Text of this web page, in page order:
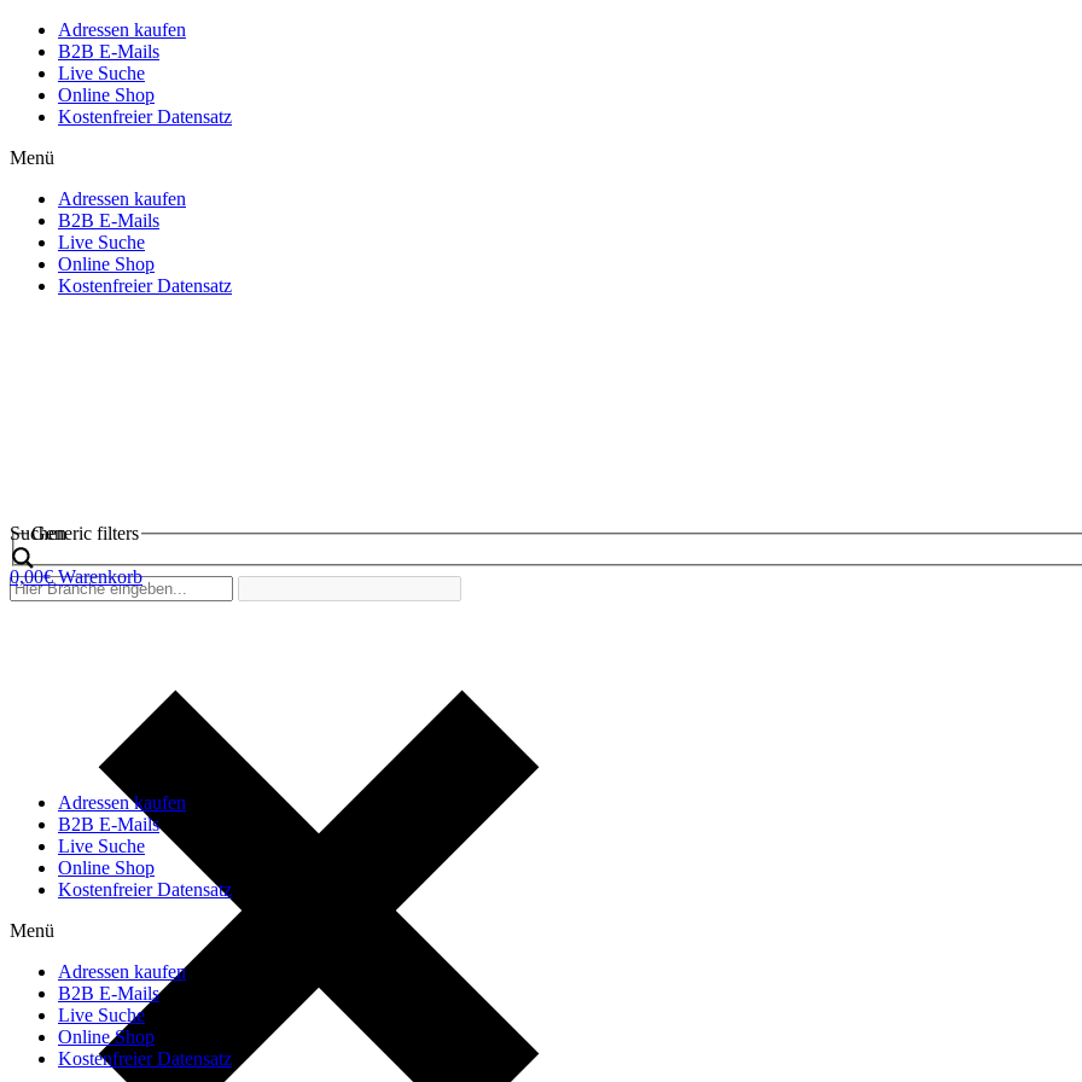
Adressen kaufen
B2B E-Mails
Live Suche
Online Shop
Kostenfreier Datensatz
Menü
Adressen kaufen
B2B E-Mails
Live Suche
Online Shop
Kostenfreier Datensatz
Suchen
Generic filters
0,00€ Warenkorb
Adressen kaufen
B2B E-Mails
Live Suche
Online Shop
Kostenfreier Datensatz
Menü
Adressen kaufen
B2B E-Mails
Live Suche
Online Shop
Kostenfreier Datensatz